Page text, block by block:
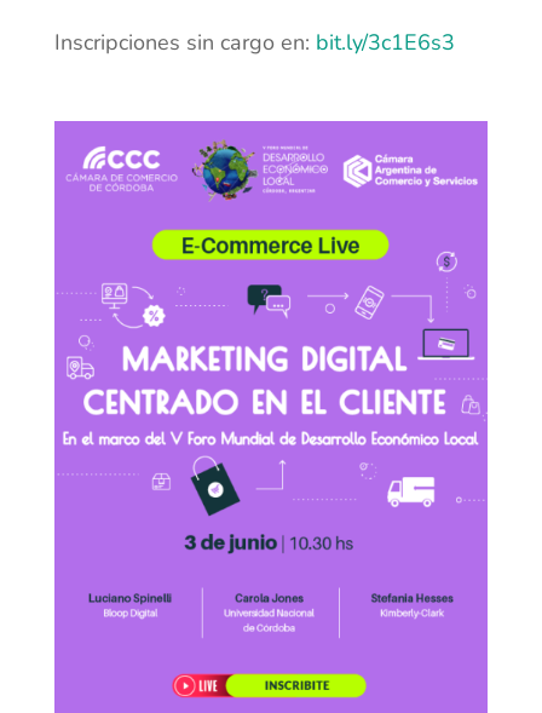
Inscripciones sin cargo en: bit.ly/3c1E6s3